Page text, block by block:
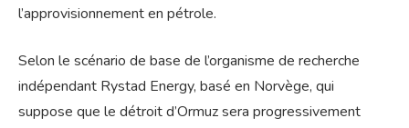
l’approvisionnement en pétrole.
Selon le scénario de base de l’organisme de recherche
indépendant Rystad Energy, basé en Norvège, qui
suppose que le détroit d’Ormuz sera progressivement